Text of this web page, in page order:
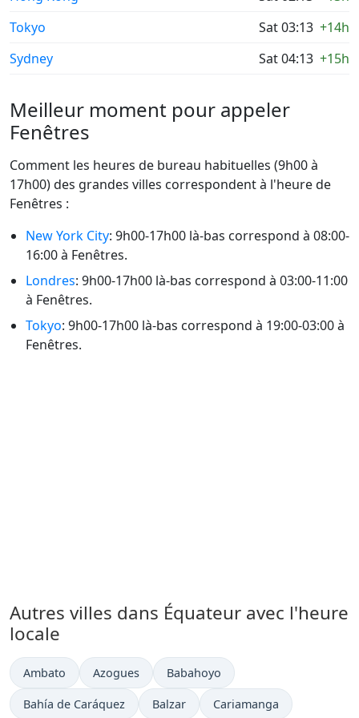
Tokyo
Sat 03:13 +14h
Sydney
Sat 04:13 +15h
Meilleur moment pour appeler
Fenêtres
Comment les heures de bureau habituelles (9h00 à
17h00) des grandes villes correspondent à l'heure de
Fenêtres :
New York City: 9h00-17h00 là-bas correspond à 08:00-
16:00 à Fenêtres.
Londres: 9h00-17h00 là-bas correspond à 03:00-11:00
à Fenêtres.
Tokyo: 9h00-17h00 là-bas correspond à 19:00-03:00 à
Fenêtres.
Autres villes dans Équateur avec l'heure
locale
Heure actuelle à
Ambato Heure actuelle à
Azogues Heure actuelle à
Babahoyo
Heure actuelle à
Bahía de Caráquez Heure actuelle à
Balzar Heure actuelle à
Cariamanga